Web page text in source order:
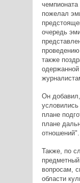
пожелал
очередь
также
Он
условились
плане
плане
отношений".
Также, по
вопросам,
области